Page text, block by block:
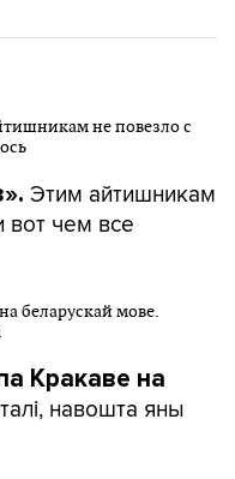
Этим айтишникам
вот чем все
Кракаве на
навошта яны